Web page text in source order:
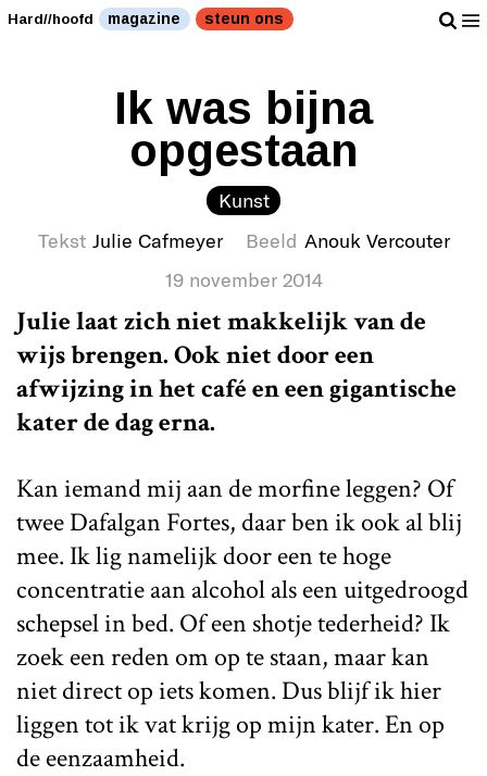
Hard//hoofd magazine steun ons
Ik was bijna
opgestaan
Kunst
Tekst Julie Cafmeyer Beeld Anouk Vercouter
19 november 2014
Julie laat zich niet makkelijk van de
wijs brengen. Ook niet door een
afwijzing in het café en een gigantische
kater de dag erna.
Kan iemand mij aan de morfine leggen? Of
twee Dafalgan Fortes, daar ben ik ook al blij
mee. Ik lig namelijk door een te hoge
concentratie aan alcohol als een uitgedroogd
schepsel in bed. Of een shotje tederheid? Ik
zoek een reden om op te staan, maar kan
niet direct op iets komen. Dus blijf ik hier
liggen tot ik vat krijg op mijn kater. En op
de eenzaamheid.